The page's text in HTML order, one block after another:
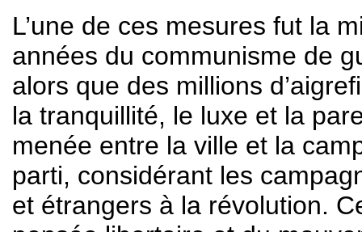
L’une de ces mesures fut la
années du communisme de
alors que des millions
la tranquillité, le luxe et la
menée entre la ville et la
parti, considérant les
et étrangers à la révolution.